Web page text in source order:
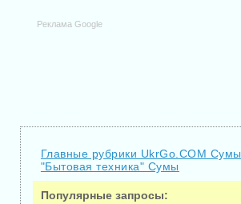
Реклама Google
Главные рубрики UkrGo.COM Сумы
"Бытовая техника" Сумы
Популярные запросы: